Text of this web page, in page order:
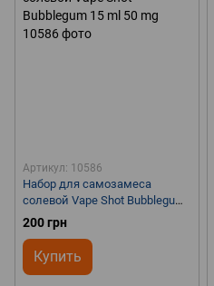
Артикул: 10586
Набор для самозамеса
солевой Vape Shot Bubblegum
15 ml 50 mg
200 грн
Купить